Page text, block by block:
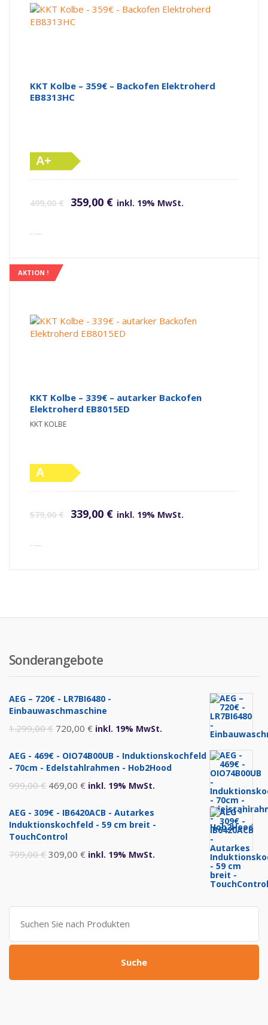
KKT Kolbe – 359€ – Backofen Elektroherd
EB8313HC
A+
499,00€ 359,00 € inkl. 19% MwSt.
inkl. Versandkosten
AKTION !
KKT Kolbe – 339€ – autarker Backofen
Elektroherd EB8015ED
KKT KOLBE
A
579,00€ 339,00 € inkl. 19% MwSt.
inkl. Versandkosten
Sonderangebote
AEG – 720€ - LR7BI6480 -
Einbauwaschmaschine
1.299,00€ Ursprünglicher
war:
720,00 €Aktueller
ist:
inkl. 19% MwSt.
AEG - 469€ - OIO74B00UB - Induktionskochfeld
- 70cm - Edelstahlrahmen - Hob2Hood
999,00€ Ursprünglicher
war:
999,00 €
469,00 €Aktueller
ist:
inkl. 19% MwSt.
AEG - 309€ - IB6420ACB - Autarkes
Induktionskochfeld - 59 cm breit -
TouchControl
799,00€ Ursprünglicher
799,00 €
309,00 €Aktueller
309,00 €.
inkl. 19% MwSt.
Suche
nach:
Suche